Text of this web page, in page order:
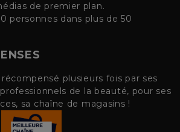
de premier plan.
personnes dans plus de 50
plusieurs fois par ses
de la beauté, pour ses
sa chaîne de magasins !